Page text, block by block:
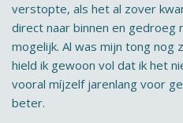
verstopte, als het al zover
direct naar binnen en gedroeg
mogelijk. Al was mijn tong nog
hield ik gewoon vol dat ik het
vooral míjzelf jarenlang voor
beter.